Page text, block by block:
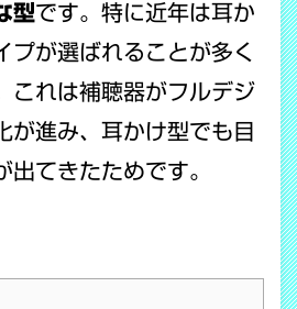
型です。特に近年は耳か
プが選ばれることが多く
これは補聴器がフルデジ
が進み、耳かけ型でも目
出てきたためです。